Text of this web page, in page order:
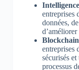
entreprises
données,
entreprises
sécurisés
processus